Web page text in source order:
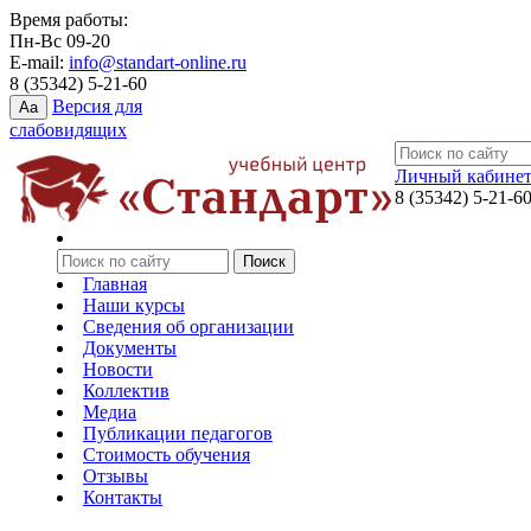
Время работы:
Пн-Вс 09-20
E-mail: info@standart-online.ru
8 (35342) 5-21-60
Aa
Версия для
слабовидящих
Личный кабинет
8 (35342) 5-21-60
Главная
Наши курсы
Сведения об организации
Документы
Новости
Коллектив
Медиа
Публикации педагогов
Стоимость обучения
Отзывы
Контакты